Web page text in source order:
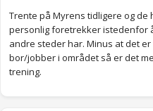
Trente på Myrens tidligere og de
personlig foretrekker istedenfor
andre steder har. Minus at det
bor/jobber i området så er det
trening.